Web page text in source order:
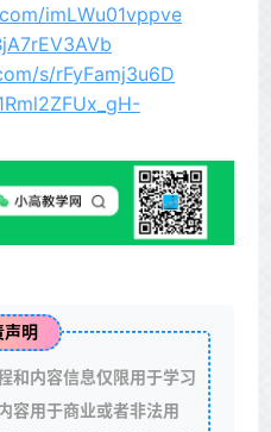
imLWu01vppve
s/rFyFamj3u6D
声明
和内容信息仅限用于学习
容用于商业或者非法用